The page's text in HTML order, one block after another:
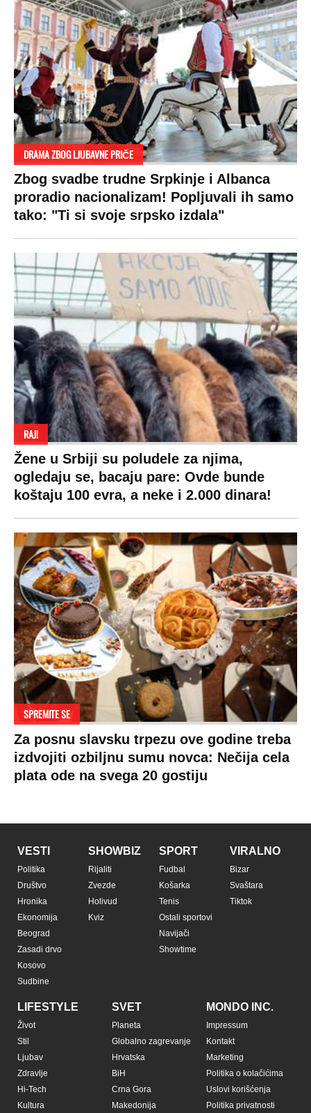
DRAMA ZBOG LJUBAVNE PRIČE
Zbog svadbe trudne Srpkinje i Albanca
proradio nacionalizam! Popljuvali ih samo
tako: "Ti si svoje srpsko izdala"
RAJ!
Žene u Srbiji su poludele za njima,
ogledaju se, bacaju pare: Ovde bunde
koštaju 100 evra, a neke i 2.000 dinara!
SPREMITE SE
Za posnu slavsku trpezu ove godine treba
izdvojiti ozbiljnu sumu novca: Nečija cela
plata ode na svega 20 gostiju
VESTI
Politika
Društvo
Hronika
Ekonomija
Beograd
Zasadi drvo
Kosovo
Sudbine
SHOWBIZ
Rijaliti
Zvezde
Holivud
Kviz
SPORT
Fudbal
Košarka
Tenis
Ostali sportovi
Navijači
Showtime
VIRALNO
Bizar
Svaštara
Tiktok
LIFESTYLE
Život
Stil
Ljubav
Zdravlje
Hi-Tech
Kultura
SVET
Planeta
Globalno zagrevanje
Hrvatska
BiH
Crna Gora
Makedonija
MONDO INC.
Impressum
Kontakt
Marketing
Politika o kolačićima
Uslovi korišćenja
Politika privatnosti